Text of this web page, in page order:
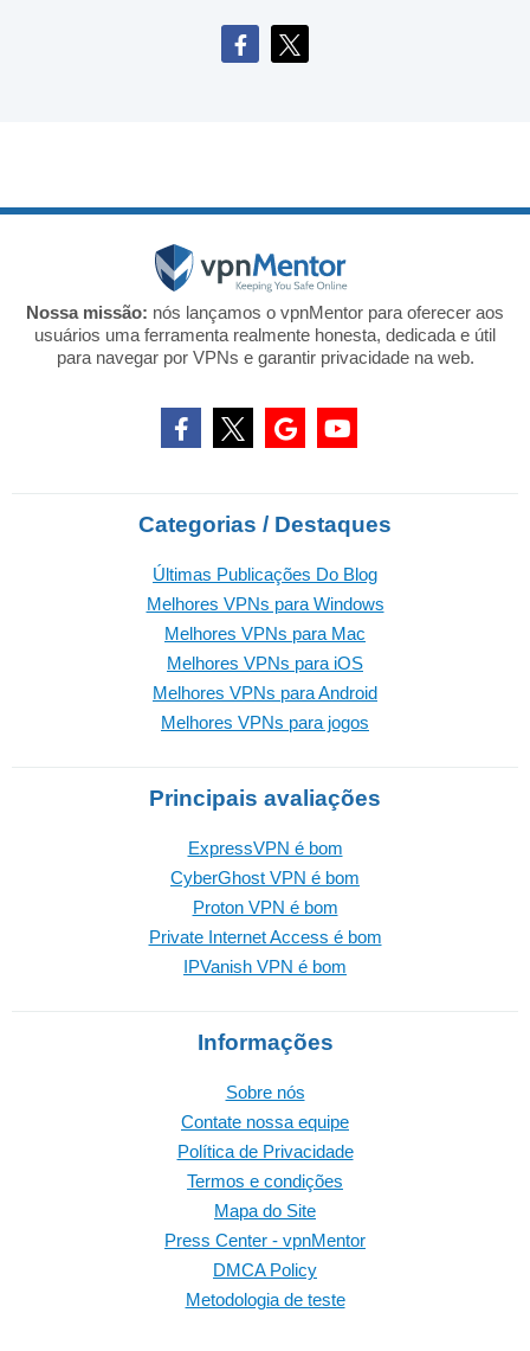
Nossa missão: nós lançamos o vpnMentor para oferecer aos
usuários uma ferramenta realmente honesta, dedicada e útil
para navegar por VPNs e garantir privacidade na web.
Categorias / Destaques
Últimas Publicações Do Blog
Melhores VPNs para Windows
Melhores VPNs para Mac
Melhores VPNs para iOS
Melhores VPNs para Android
Melhores VPNs para jogos
Principais avaliações
ExpressVPN é bom
CyberGhost VPN é bom
Proton VPN é bom
Private Internet Access é bom
IPVanish VPN é bom
Informações
Sobre nós
Contate nossa equipe
Política de Privacidade
Termos e condições
Mapa do Site
Press Center - vpnMentor
DMCA Policy
Metodologia de teste